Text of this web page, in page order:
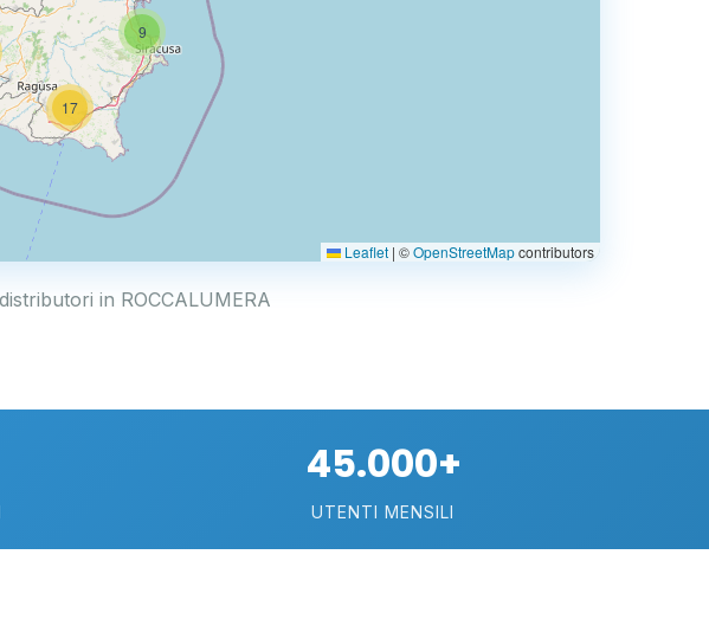
9
17
Leaflet | ©OpenStreetMapcontributors
in ROCCALUMERA
45.000+
UTENTI MENSILI